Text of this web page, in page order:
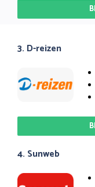
3. D-reizen
4. Sunweb